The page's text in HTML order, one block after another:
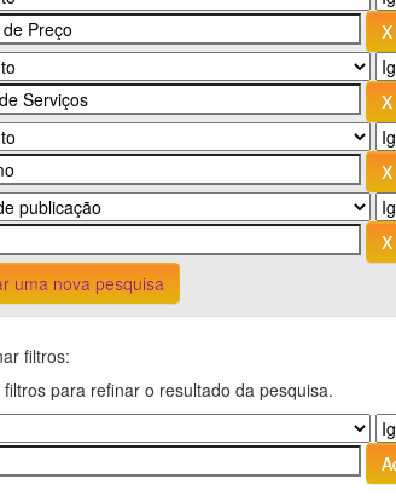
uma nova pesquisa
filtros:
filtros para refinar o resultado da pesquisa.